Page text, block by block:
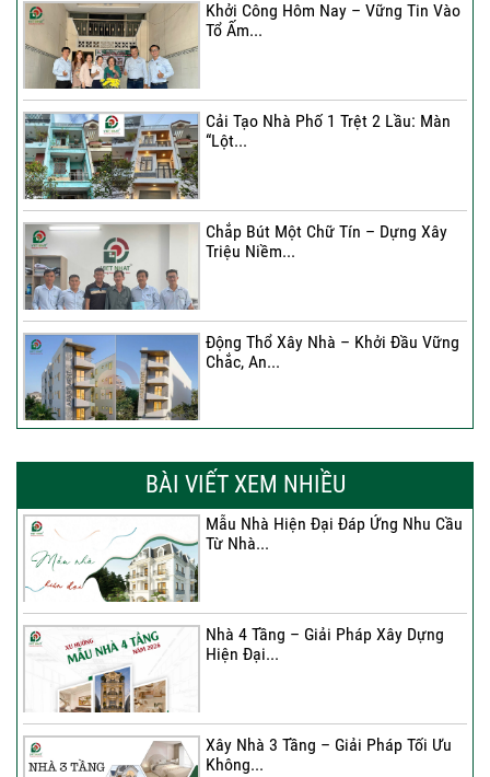
Khởi Công Hôm Nay – Vững Tin Vào
Tổ Ấm...
Cải Tạo Nhà Phố 1 Trệt 2 Lầu: Màn
“Lột...
Chắp Bút Một Chữ Tín – Dựng Xây
Triệu Niềm...
Động Thổ Xây Nhà – Khởi Đầu Vững
Chắc, An...
Chắc Cho...
BÀI VIẾT XEM NHIỀU
Mẫu Nhà Hiện Đại Đáp Ứng Nhu Cầu
Từ Nhà...
Nhà 4 Tầng – Giải Pháp Xây Dựng
Hiện Đại...
Xây Nhà 3 Tầng – Giải Pháp Tối Ưu
Không...